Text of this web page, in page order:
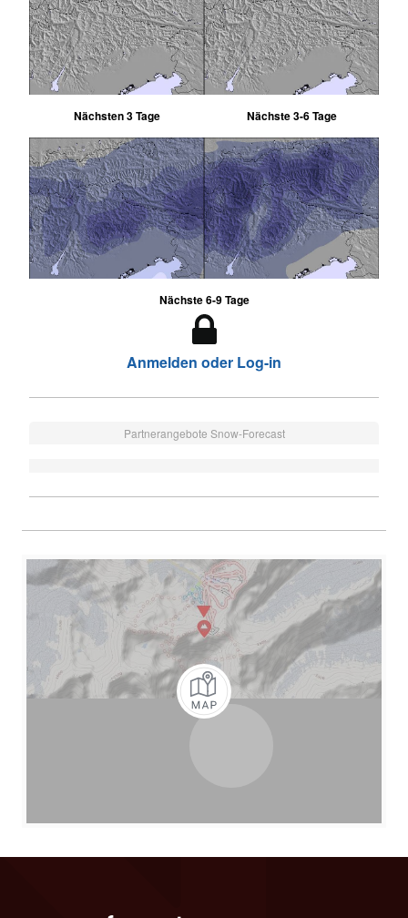
Nächsten 3 Tage Nächste 3-6 Tage
Nächste 6-9 Tage
Anmelden oder Log-in
Partnerangebote Snow-Forecast